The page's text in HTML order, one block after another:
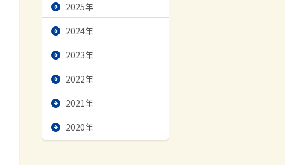
2025年
2024年
2023年
2022年
2021年
2020年